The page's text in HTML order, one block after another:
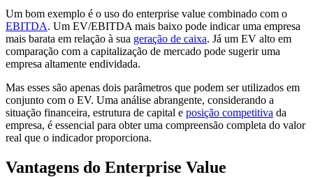
Um bom exemplo é o uso do enterprise value combinado com o
EBITDA. Um EV/EBITDA mais baixo pode indicar uma empresa
mais barata em relação à sua geração de caixa. Já um EV alto em
comparação com a capitalização de mercado pode sugerir uma
empresa altamente endividada.
Mas esses são apenas dois parâmetros que podem ser utilizados em
conjunto com o EV. Uma análise abrangente, considerando a
situação financeira, estrutura de capital e posição competitiva da
empresa, é essencial para obter uma compreensão completa do valor
real que o indicador proporciona.
Vantagens do Enterprise Value